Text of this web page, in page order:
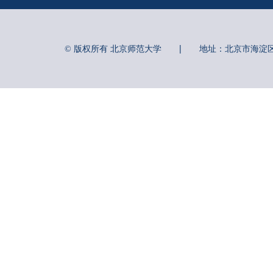
© 版权所有 北京师范大学 | 地址：北京市海